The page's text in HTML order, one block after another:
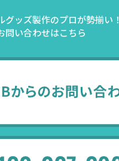
グッズ製作のプロが勢揃い！
問い合わせはこちら